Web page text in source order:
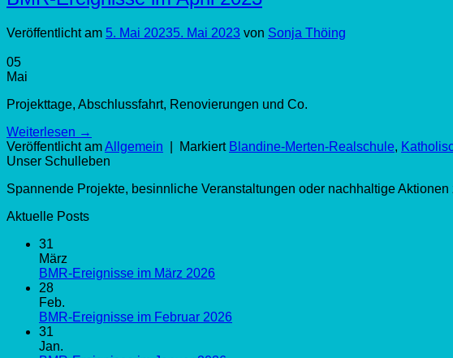
Veröffentlicht am 5. Mai 20235. Mai 2023 von Sonja Thöing
05
Mai
Projekttage, Abschlussfahrt, Renovierungen und Co.
Weiterlesen →
Veröffentlicht amAllgemein Markiert Blandine-Merten-Realschule,
Unser Schulleben
Spannende Projekte, besinnliche Veranstaltungen oder nachhaltige
Aktuelle Posts
31
März
BMR-Ereignisse im März 2026
28
Feb.
BMR-Ereignisse im Februar 2026
31
Jan.